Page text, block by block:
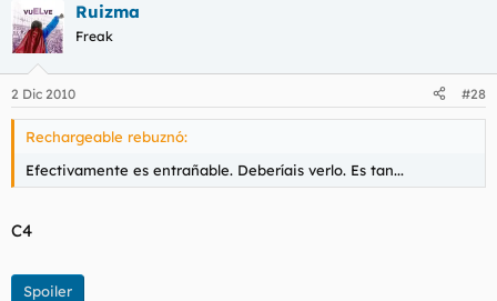
Ruizma
Freak
2 Dic 2010 #28
Rechargeable rebuznó:
Efectivamente es entrañable. Deberíais verlo. Es tan...
C4
Spoiler